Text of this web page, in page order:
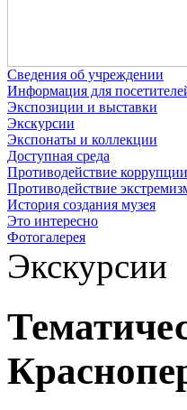
Сведения об учреждении
Информация для
Экспозиции и выставки
Экскурсии
Экспонаты и коллекции
Доступная среда
Противодействие коррупции
Противодействие
История создания музея
Это интересно
Фотогалерея
Экскурсии